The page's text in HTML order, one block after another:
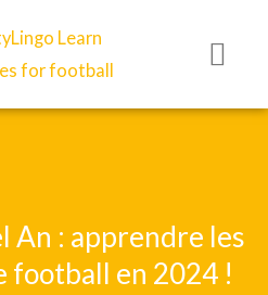
An : apprendre les
football en 2024 !